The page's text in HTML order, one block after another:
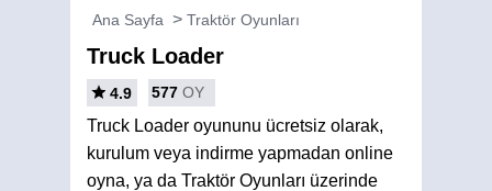
Ana Sayfa Traktör Oyunları
Truck Loader
4.9 577 OY
Truck Loader oyununu ücretsiz olarak,
kurulum veya indirme yapmadan online
oyna, ya da Traktör Oyunları üzerinde